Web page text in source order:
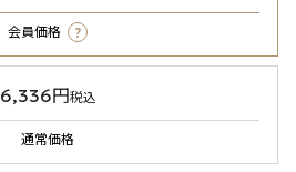
会員価格 ?
6,336円税込
通常価格